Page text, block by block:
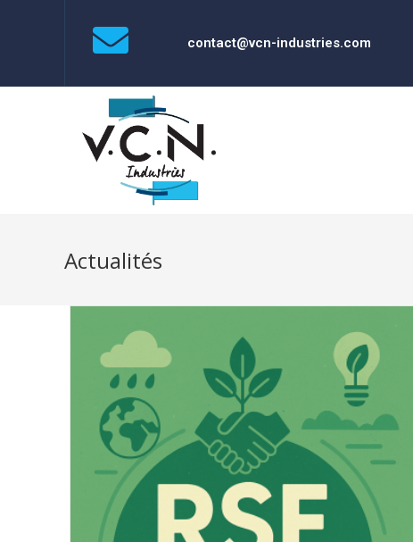
contact@vcn-industries.com
Actualités